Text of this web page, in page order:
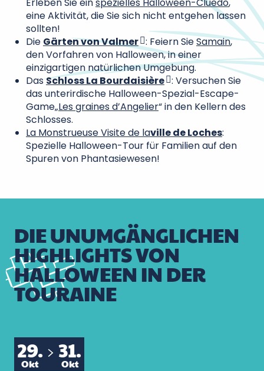
eine Aktivität, die Sie sich nicht entgehen lassen
sollten!
Die Gärten von Valmer : Feiern SieSamain,
den Vorfahren von Halloween, in einer
einzigartigen natürlichen Umgebung.
DasSchloss La Bourdaisière : Versuchen Sie
das unterirdische Halloween-Spezial-Escape-
Game„Les graines d’Angelier“ in den Kellern des
Schlosses.
La Monstrueuse Visite de laville de Loches:
Spezielle Halloween-Tour für Familien auf den
Spuren von Phantasiewesen!
DIE UNUMGÄNGLICHEN
HIGHLIGHTS VON
HALLOWEEN IN DER
TOURAINE
29.
Okt
31.
Okt